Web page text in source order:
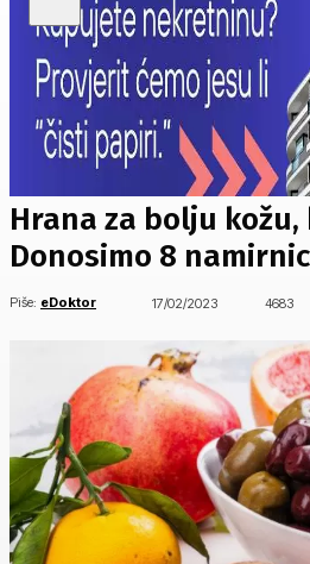
Hrana za bolju
Donosimo 8
Piše: eDoktor 17/02/2023 4683